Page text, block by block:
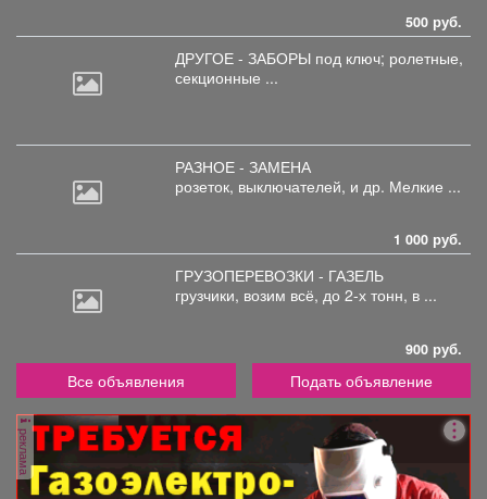
500 руб.
ДРУГОЕ - ЗАБОРЫ под ключ; ролетные,
секционные ...
РАЗНОЕ - ЗАМЕНА
розеток, выключателей, и др. Мелкие ...
1 000 руб.
ГРУЗОПЕРЕВОЗКИ - ГАЗЕЛЬ
грузчики, возим всё, до 2-х тонн, в ...
900 руб.
Все объявления Подать объявление
реклама